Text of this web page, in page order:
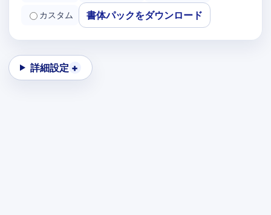
カスタム 書体パックをダウンロード
詳細設定